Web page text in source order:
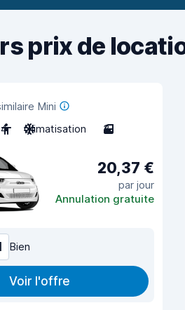
prix de
Mini
4 Climatisation 3
20,37 €
par jour
Annulation gratuite
Bien
Voir l'offre